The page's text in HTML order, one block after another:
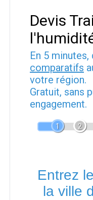
Devis
En 5 minutes,
comparatifs
votre région.
Gratuit, sans
engagement.
1 2
Entrez
la ville